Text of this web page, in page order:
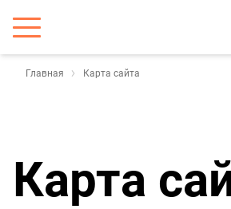
Главная Карта сайта
Карта